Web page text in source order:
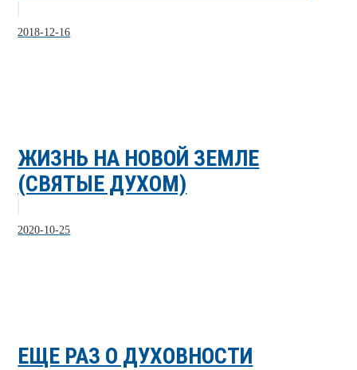
2018-12-16
ЖИЗНЬ НА НОВОЙ ЗЕМЛЕ
(СВЯТЫЕ ДУХОМ)
2020-10-25
ЕЩЕ РАЗ О ДУХОВНОСТИ